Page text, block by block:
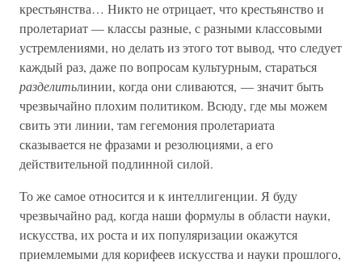
крестьянства… Никто не отрицает, что крестьянство и
пролетариат — классы разные, с разными классовыми
устремлениями, но делать из этого тот вывод, что следует
каждый раз, даже по вопросам культурным, стараться
разделитьлинии, когда они сливаются, — значит быть
чрезвычайно плохим политиком. Всюду, где мы можем
свить эти линии, там гегемония пролетариата
сказывается не фразами и резолюциями, а его
действительной подлинной силой.
То же самое относится и к интеллигенции. Я буду
чрезвычайно рад, когда наши формулы в области науки,
искусства, их роста и их популяризации окажутся
приемлемыми для корифеев искусства и науки прошлого,